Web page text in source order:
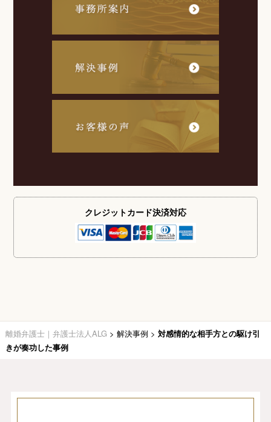
クレジットカード決済対応
離婚弁護士｜弁護士法人ALG > 解決事例 > 対感情的な相手方との駆け引
きが奏功した事例